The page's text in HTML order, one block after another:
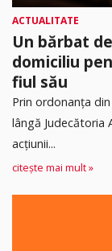
ACTUALITATE
Un bărbat
domiciliu
fiul său
Prin ordonanța
lângă Judecătoria
acţiunii...
citește mai mult »